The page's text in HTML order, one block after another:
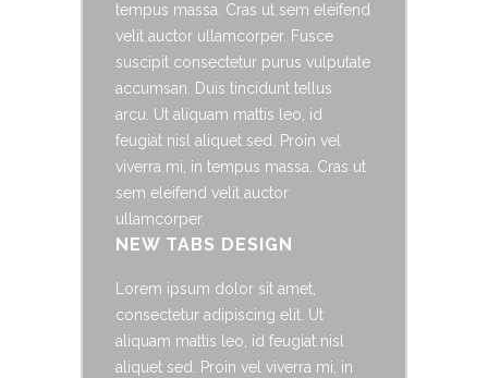
tempus massa. Cras ut sem eleifend
velit auctor ullamcorper. Fusce
suscipit consectetur purus vulputate
accumsan. Duis tincidunt tellus
arcu. Ut aliquam mattis leo, id
feugiat nisl aliquet sed. Proin vel
viverra mi, in tempus massa. Cras ut
sem eleifend velit auctor
ullamcorper.
NEW TABS DESIGN
Lorem ipsum dolor sit amet,
consectetur adipiscing elit. Ut
aliquam mattis leo, id feugiat nisl
aliquet sed. Proin vel viverra mi, in